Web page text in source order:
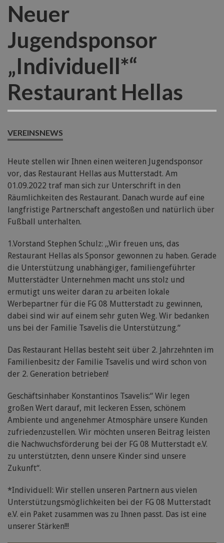
Neuer
Jugendsponsor
„Individuell*“
Restaurant Hellas
VEREINSNEWS
Heute stellen wir Ihnen einen weiteren Jugendsponsor
vor, das Restaurant Hellas aus Mutterstadt. Am
01.09.2022 traf man sich zur Unterschrift in den
Räumlichkeiten des Restaurant. Danach wurde auf eine
langfristige Partnerschaft angestoßen und natürlich über
Fußball unterhalten.
1.Vorstand Stephen Schulz: ,,Wir freuen uns, das
Restaurant Hellas als Sponsor gewonnen zu haben. Gerade
die Unterstützung unabhängiger, familiengeführter
Mutterstädter Unternehmen macht uns stolz und
ermutigt uns weiter daran zu arbeiten lokale
Werbepartner für die FG 08 Mutterstadt zu gewinnen,
dabei sind wir auf einem sehr guten Weg. Wir bedanken
uns bei der Familie Tsavelis die Unterstützung.“
Das Restaurant Hellas besteht seit über 2. Jahrzehnten im
Familienbesitz der Familie Tsavelis und wird schon von
der 2. Generation betrieben!
Geschäftsinhaber Konstantinos Tsavelis:“ Wir legen
großen Wert darauf, mit leckeren Essen, schönem
Ambiente und angenehmer Atmosphäre unsere Kunden
zufriedenzustellen. Wir möchten unseren Beitrag leisten
die Nachwuchsförderung bei der FG 08 Mutterstadt e.V.
zu unterstützten, denn unsere Kinder sind unsere
Zukunft“.
*Individuell: Wir stellen unseren Partnern aus vielen
Unterstützungsmöglichkeiten bei der FG 08 Mutterstadt
e.V. ein Paket zusammen was zu Ihnen passt. Das ist eine
unserer Stärken!!!